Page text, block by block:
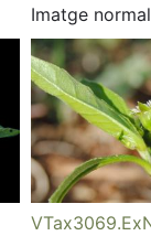
Imatge normal